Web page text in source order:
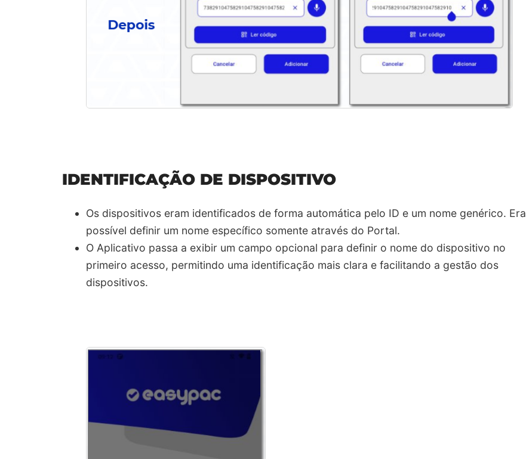
IDENTIFICAÇÃO DE DISPOSITIVO
​Os dispositivos eram identificados de forma automática pelo ID e um nome genérico. Era
possível definir um nome específico somente através do Portal.​
O Aplicativo passa a exibir um campo opcional para definir o nome do dispositivo no
primeiro acesso, permitindo uma identificação mais clara e facilitando a gestão dos
dispositivos.​